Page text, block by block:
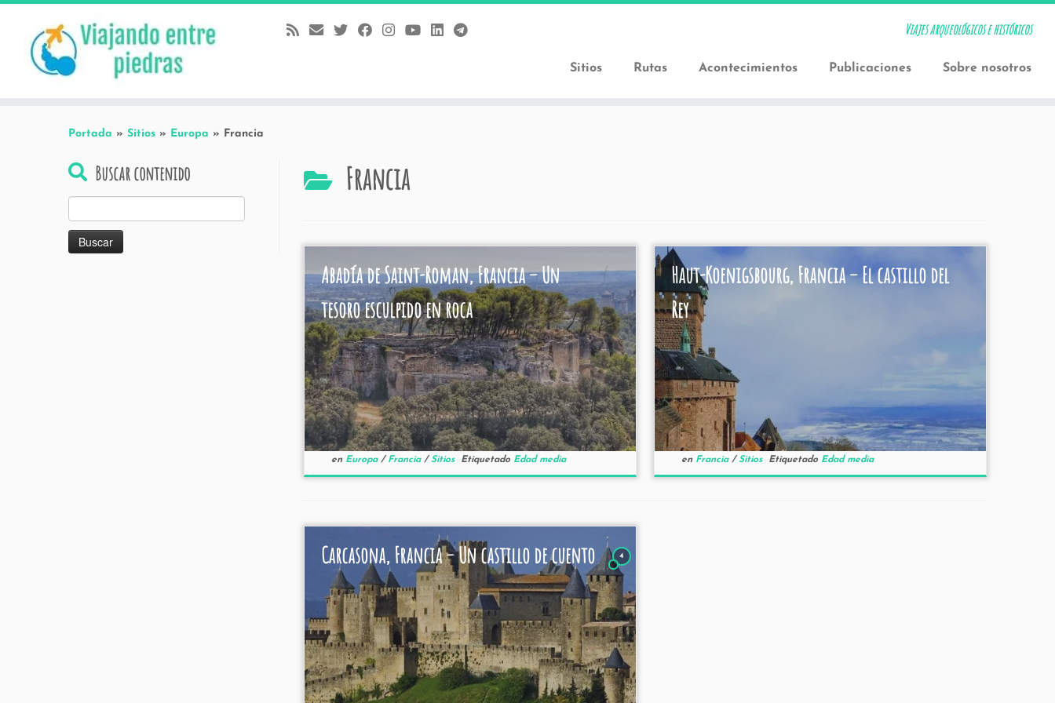
Skip
content
Viajes arqueológicos e históricos
Sitios Rutas Acontecimientos Publicaciones Sobre nosotros
Portada » Sitios » Europa » Francia
Buscar contenido Francia
Abadía de Saint-Roman, Francia – Un
tesoro esculpido en roca
en Europa / Francia / Sitios Etiquetado Edad media
Haut-Koenigsbourg, Francia – El castillo del
Rey
en Francia / Sitios Etiquetado Edad media
4
Carcasona, Francia – Un castillo de cuento